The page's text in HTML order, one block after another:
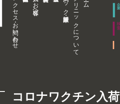
アクセス・お問い合わせ クリニックについて
コロナワクチン入荷